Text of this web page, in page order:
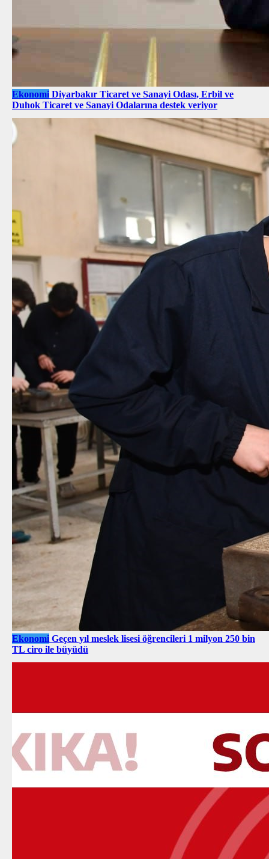
Ekonomi Diyarbakır Ticaret ve Sanayi Odası, Erbil ve
Duhok Ticaret ve Sanayi Odalarına destek veriyor
Ekonomi Geçen yıl meslek lisesi öğrencileri 1 milyon 250 bin
TL ciro ile büyüdü